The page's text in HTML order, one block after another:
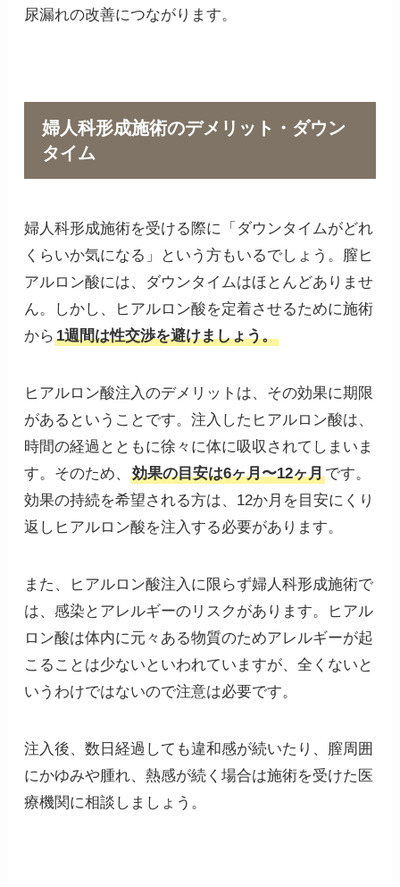
尿漏れの改善につながります。
婦人科形成施術のデメリット・ダウン
タイム
婦人科形成施術を受ける際に「ダウンタイムがどれ
くらいか気になる」という方もいるでしょう。膣ヒ
アルロン酸には、ダウンタイムはほとんどありませ
ん。しかし、ヒアルロン酸を定着させるために施術
から 1週間は性交渉を避けましょう。
ヒアルロン酸注入のデメリットは、その効果に期限
があるということです。注入したヒアルロン酸は、
時間の経過とともに徐々に体に吸収されてしまいま
す。そのため、
効果の目安は6ヶ月〜12ヶ月です。
効果の持続を希望される方は、12か月を目安にくり
返しヒアルロン酸を注入する必要があります。
また、ヒアルロン酸注入に限らず婦人科形成施術で
は、感染とアレルギーのリスクがあります。ヒアル
ロン酸は体内に元々ある物質のためアレルギーが起
こることは少ないといわれていますが、全くないと
いうわけではないので注意は必要です。
注入後、数日経過しても違和感が続いたり、膣周囲
にかゆみや腫れ、熱感が続く場合は施術を受けた医
療機関に相談しましょう。